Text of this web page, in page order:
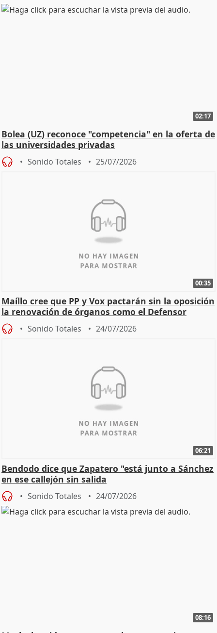
02:17
Bolea (UZ) reconoce "competencia" en la oferta de
las universidades privadas
Sonido Totales 25/07/2026
00:35
Maíllo cree que PP y Vox pactarán sin la oposición
la renovación de órganos como el Defensor
Sonido Totales 24/07/2026
06:21
Bendodo dice que Zapatero "está junto a Sánchez
en ese callejón sin salida
Sonido Totales 24/07/2026
08:16